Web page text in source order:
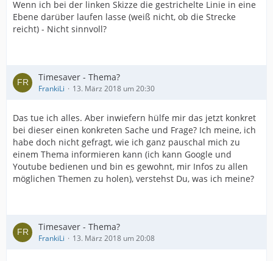
Wenn ich bei der linken Skizze die gestrichelte Linie in eine
Ebene darüber laufen lasse (weiß nicht, ob die Strecke
reicht) - Nicht sinnvoll?
Timesaver - Thema?
FrankiLi 13. März 2018 um 20:30
Das tue ich alles. Aber inwiefern hülfe mir das jetzt konkret
bei dieser einen konkreten Sache und Frage? Ich meine, ich
habe doch nicht gefragt, wie ich ganz pauschal mich zu
einem Thema informieren kann (ich kann Google und
Youtube bedienen und bin es gewohnt, mir Infos zu allen
möglichen Themen zu holen), verstehst Du, was ich meine?
Timesaver - Thema?
FrankiLi 13. März 2018 um 20:08